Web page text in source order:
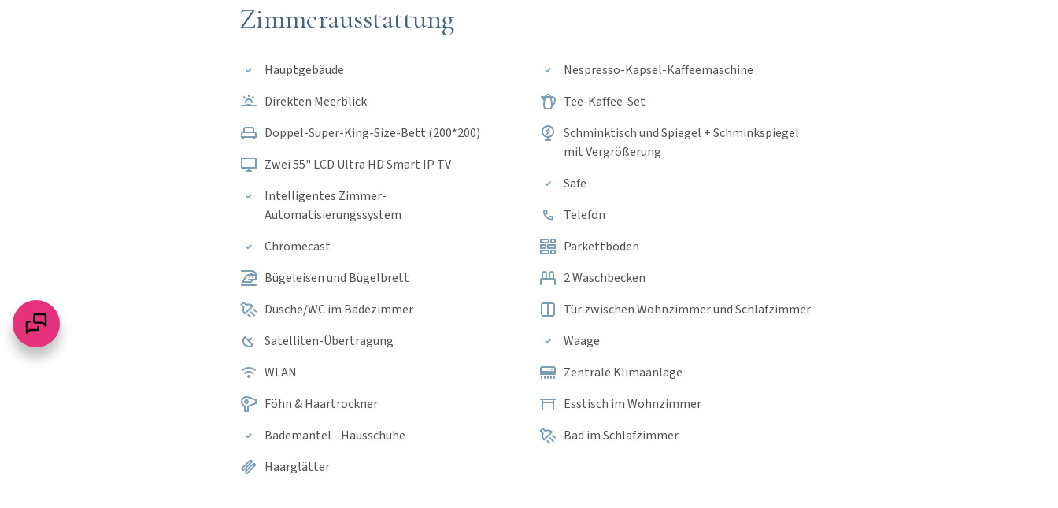
Zimmerausstattung
Hauptgebäude
Direkten Meerblick
Doppel-Super-King-Size-Bett (200*200)
Zwei 55" LCD Ultra HD Smart IP TV
Intelligentes Zimmer-
Automatisierungssystem
Chromecast
Bügeleisen und Bügelbrett
Dusche/WC im Badezimmer
Satelliten-Übertragung
WLAN
Föhn & Haartrockner
Bademantel - Hausschuhe
Haarglätter
Nespresso-Kapsel-Kaffeemaschine
Tee-Kaffee-Set
Schminktisch und Spiegel + Schminkspiegel
mit Vergrößerung
Safe
Telefon
Parkettboden
2 Waschbecken
Tür zwischen Wohnzimmer und Schlafzimmer
Waage
Zentrale Klimaanlage
Esstisch im Wohnzimmer
Bad im Schlafzimmer